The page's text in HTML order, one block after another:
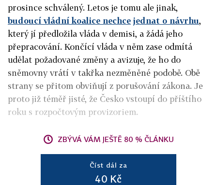
prosince schválený. Letos je tomu ale jinak,
budoucí vládní koalice nechce jednat o návrhu,
který jí předložila vláda v demisi, a žádá jeho
přepracování. Končící vláda v něm zase odmítá
udělat požadované změny a avizuje, že ho do
sněmovny vrátí v takřka nezměněné podobě. Obě
strany se přitom obviňují z porušování zákona. Je
proto již téměř jisté, že Česko vstoupí do příštího
roku s rozpočtovým provizoriem.
ZBÝVÁ VÁM JEŠTĚ 80 % ČLÁNKU
Číst dál za
40 Kč